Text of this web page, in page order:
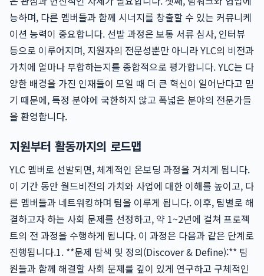
능하며, 다른 멤버들과 함께 시너지를 창출할 수 있는 커뮤니케
이션 능력이 중요합니다. 선발 과정은 보통 서류 심사, 인터뷰
등으로 이루어지며, 지원자의 전문성뿐만 아니라 YLC의 비전과
가치에 얼마나 부합하는지를 종합적으로 평가합니다. YLC는 다
양한 배경을 가진 인재들이 모일 때 더 큰 혁신이 일어난다고 믿
기 때문에, 특정 분야에 국한하지 않고 폭넓은 분야의 전문가들
을 환영합니다.
지원부터 활동까지의 로드맵
YLC 멤버로 선발되면, 체계적인 온보딩 과정을 거치게 됩니다.
이 기간 동안 월드비전의 가치와 사업에 대한 이해를 높이고, 다
른 멤버들과 네트워킹하며 팀을 이루게 됩니다. 이후, 팀별로 해
결하고자 하는 사회 문제를 선정하고, 약 1~2년에 걸쳐 프로젝
트의 전 과정을 수행하게 됩니다. 이 과정은 다음과 같은 단계로
진행됩니다.1. **문제 탐색 및 정의(Discover & Define):** 팀
원들과 함께 해결할 사회 문제를 깊이 있게 연구하고 구체적인